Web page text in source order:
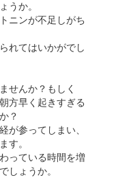
うか。
ニンが不足しがち
れてはいかがでし
せんか？もしく
方早く起きすぎる
？
が参ってしまい、
す。
っている時間を増
しょうか。